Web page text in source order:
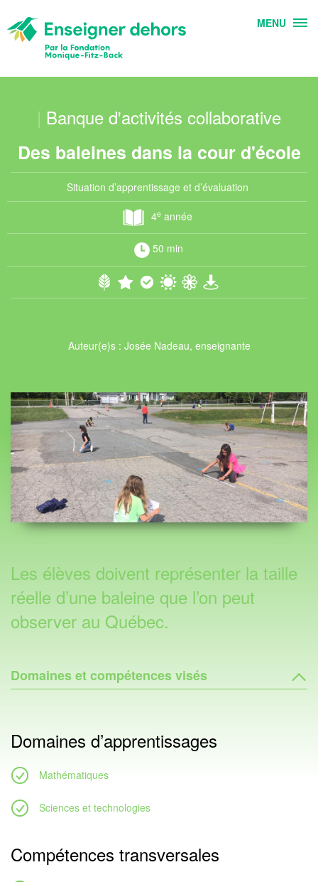
MENU
| Banque d'activités collaborative
Des baleines dans la cour d'école
Situation d’apprentissage et d’évaluation
4eannée
50 min
Auteur(e)s : Josée Nadeau, enseignante
Les élèves doivent représenter la taille
réelle d’une baleine que l’on peut
observer au Québec.
Domaines et compétences visés
Domaines d’apprentissages
Mathématiques
Sciences et technologies
Compétences transversales